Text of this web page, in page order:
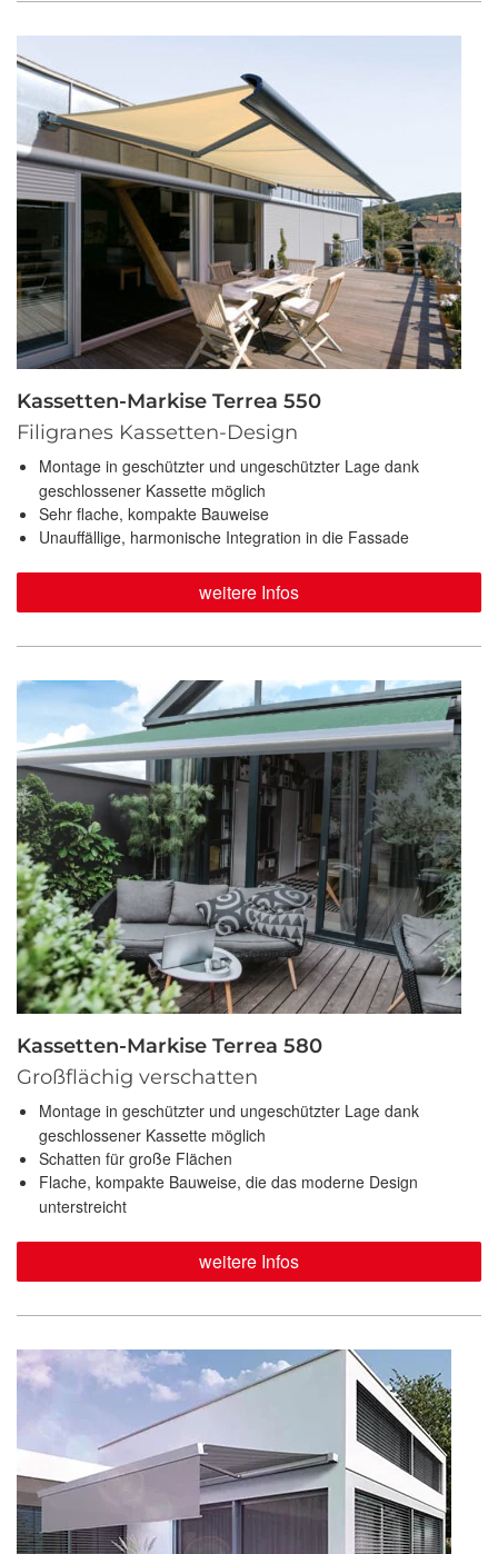
Kassetten-Markise Terrea 550
Filigranes Kassetten-Design
Montage in geschützter und ungeschützter Lage dank
geschlossener Kassette möglich
Sehr flache, kompakte Bauweise
Unauffällige, harmonische Integration in die Fassade
weitere Infos
Kassetten-Markise Terrea 580
Großflächig verschatten
Montage in geschützter und ungeschützter Lage dank
geschlossener Kassette möglich
Schatten für große Flächen
Flache, kompakte Bauweise, die das moderne Design
unterstreicht
weitere Infos